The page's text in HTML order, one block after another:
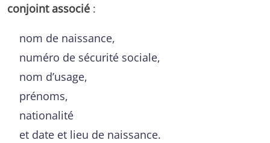
conjoint associé :
nom de naissance,
numéro de sécurité sociale,
nom d’usage,
prénoms,
nationalité
et date et lieu de naissance.